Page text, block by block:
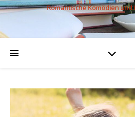
Romantische Komödien und